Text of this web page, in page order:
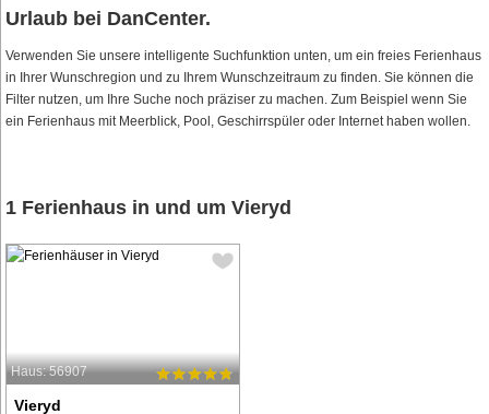
Urlaub bei DanCenter.
Verwenden Sie unsere intelligente Suchfunktion unten, um ein freies Ferienhaus
in Ihrer Wunschregion und zu Ihrem Wunschzeitraum zu finden. Sie können die
Filter nutzen, um Ihre Suche noch präziser zu machen. Zum Beispiel wenn Sie
ein Ferienhaus mit Meerblick, Pool, Geschirrspüler oder Internet haben wollen.
1 Ferienhaus in und um Vieryd
Haus: 56907
Vieryd